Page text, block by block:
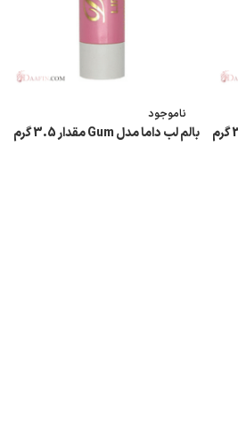
ناموجود
بالم لب داما مدل Gum مقدار 3.5 گرم